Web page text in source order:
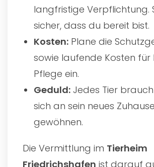
langfristige Verpflichtung.
sicher, dass du bereit bist.
Kosten: Plane die
sowie laufende Kosten für
Pflege ein.
Geduld: Jedes Tier
sich an sein neues
gewöhnen.
Die Vermittlung im Tierheim
Friedrichshafen ist darauf